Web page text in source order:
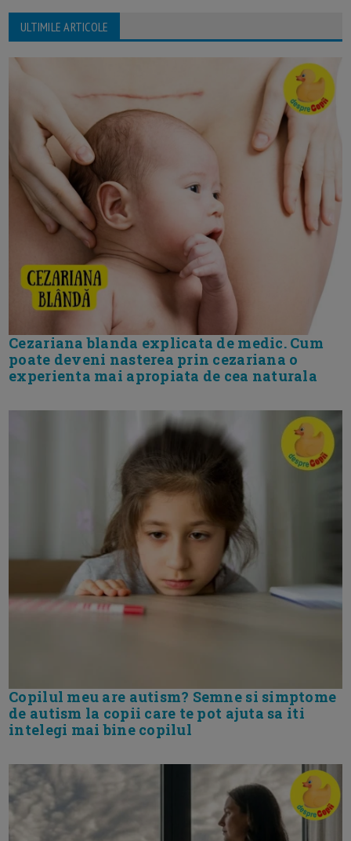
ULTIMILE ARTICOLE
Cezariana blanda explicata de medic. Cum
poate deveni nasterea prin cezariana o
experienta mai apropiata de cea naturala
Copilul meu are autism? Semne si simptome
de autism la copii care te pot ajuta sa iti
intelegi mai bine copilul